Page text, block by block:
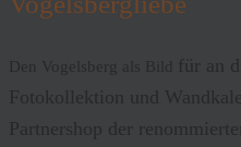
Den Vogelsberg als Bild
für an
Fotokollektion und
Partnershop der